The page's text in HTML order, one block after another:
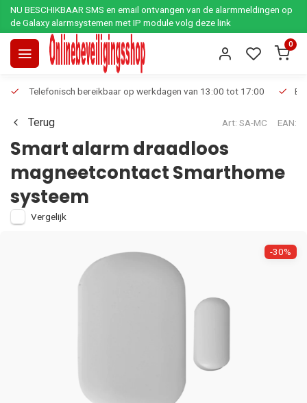
NU BESCHIKBAAR SMS en email ontvangen van de alarmmeldingen op
de Galaxy alarmsystemen met IP module volg deze link
0
Telefonisch bereikbaar op werkdagen van 13:00 tot 17:00
Terug Art: SA-MC EAN:
Smart alarm draadloos
magneetcontact Smarthome
systeem
Vergelijk
-30%